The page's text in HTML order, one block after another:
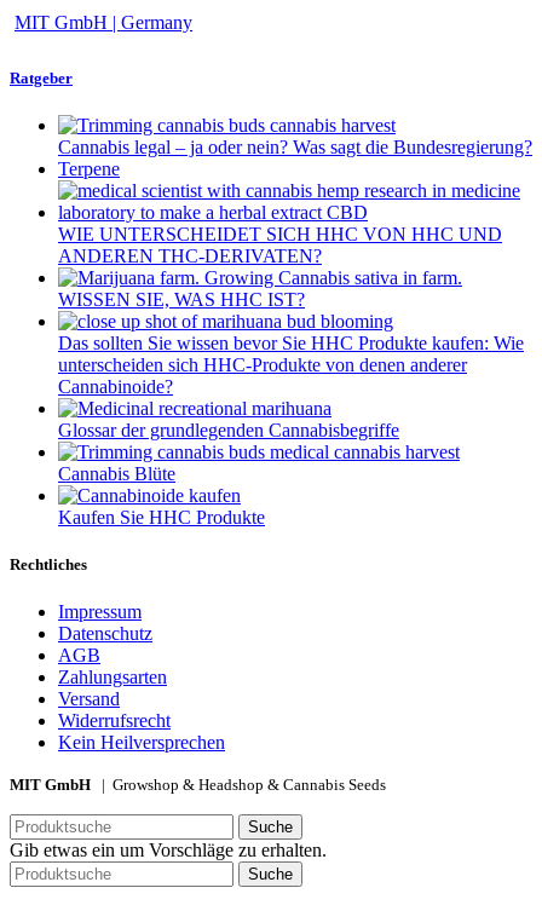
MIT GmbH | Germany
Ratgeber
Cannabis legal – ja oder nein? Was sagt die Bundesregierung?
Terpene
WIE UNTERSCHEIDET SICH HHC VON HHC UND
ANDEREN THC-DERIVATEN?
WISSEN SIE, WAS HHC IST?
Das sollten Sie wissen bevor Sie HHC Produkte kaufen: Wie
unterscheiden sich HHC-Produkte von denen anderer
Cannabinoide?
Glossar der grundlegenden Cannabisbegriffe
Cannabis Blüte
Kaufen Sie HHC Produkte
Rechtliches
Impressum
Datenschutz
AGB
Zahlungsarten
Versand
Widerrufsrecht
Kein Heilversprechen
MIT GmbH | Growshop & Headshop & Cannabis Seeds
Suche
Gib etwas ein um Vorschläge zu erhalten.
Suche